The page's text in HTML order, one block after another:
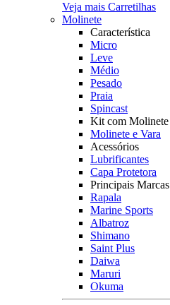
Veja mais Carretilhas
Molinete
Característica
Micro
Leve
Médio
Pesado
Praia
Spincast
Kit com Molinete
Molinete e Vara
Acessórios
Lubrificantes
Capa Protetora
Principais Marcas
Rapala
Marine Sports
Albatroz
Shimano
Saint Plus
Daiwa
Maruri
Okuma